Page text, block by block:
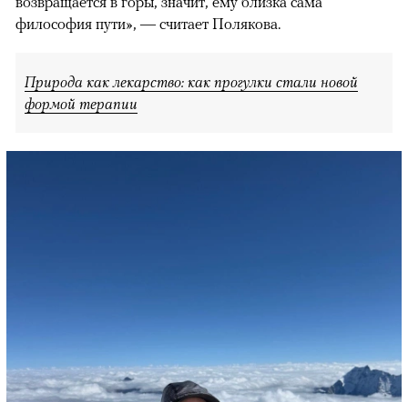
философия пути», — считает Полякова.
Природа как лекарство: как прогулки стали новой
формой терапии